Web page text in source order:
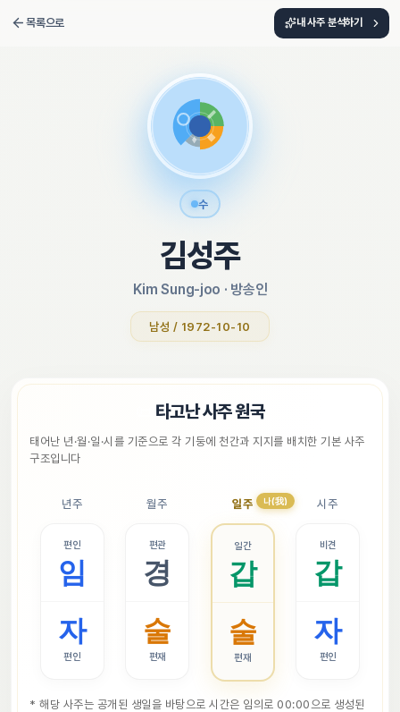
목록으로 내 사주 분석하기
수
김성주
Kim Sung-joo · 방송인
남성 / 1972-10-10
타고난 사주 원국
태어난 년·월·일·시를 기준으로 각 기둥에 천간과 지지를 배치한 기본 사주
구조입니다
시주
비견
갑
자
편인
일주
일간
갑
술
편재
나(我)
월주
편관
경
술
편재
년주
편인
임
자
편인
* 해당 사주는 공개된 생일을 바탕으로 시간은 임의로 00:00으로 생성된